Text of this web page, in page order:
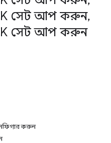
সেট আপ করুন,
সেট আপ করুন
করুন